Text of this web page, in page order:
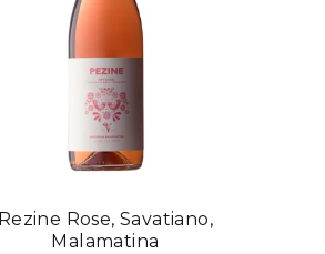
Rezine Rose, Savatiano,
Malamatina